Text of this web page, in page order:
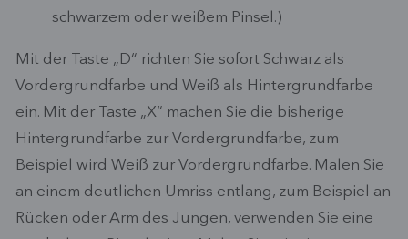
schwarzem oder weißem Pinsel.)
Mit der Taste „D“ richten Sie sofort Schwarz als
Vordergrundfarbe und Weiß als Hintergrundfarbe
ein. Mit der Taste „X“ machen Sie die bisherige
Hintergrundfarbe zur Vordergrundfarbe, zum
Beispiel wird Weiß zur Vordergrundfarbe. Malen Sie
an einem deutlichen Umriss entlang, zum Beispiel an
Rücken oder Arm des Jungen, verwenden Sie eine